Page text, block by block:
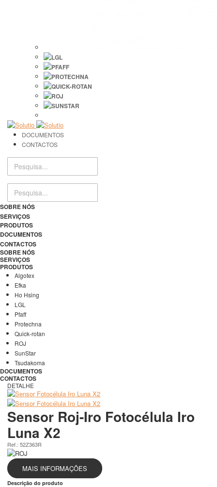
DOCUMENTOS
CONTACTOS
SOBRE NÓS
SERVIÇOS
PRODUTOS
DOCUMENTOS
CONTACTOS
SOBRE NÓS
SERVIÇOS
PRODUTOS
Algotex
Efka
Ho Hsing
LGL
Pfaff
Protechna
Quick-rotan
ROJ
SunStar
Tsudakoma
DOCUMENTOS
CONTACTOS
DETALHE
Sensor Roj-Iro Fotocélula Iro
Luna X2
Ref.: 52Z363R
MAIS INFORMAÇÕES
Descrição do produto